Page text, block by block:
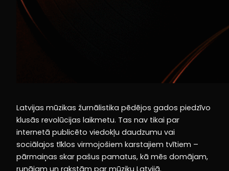
Latvijas mūzikas žurnālistika pēdējos gados piedzīvo
klusās revolūcijas laikmetu. Tas nav tikai par
internetā publicēto viedokļu daudzumu vai
sociālajos tīklos virmojošiem karstajiem tvītiem –
pārmaiņas skar pašus pamatus, kā mēs domājam,
runājam un rakstām par mūziku Latvijā.